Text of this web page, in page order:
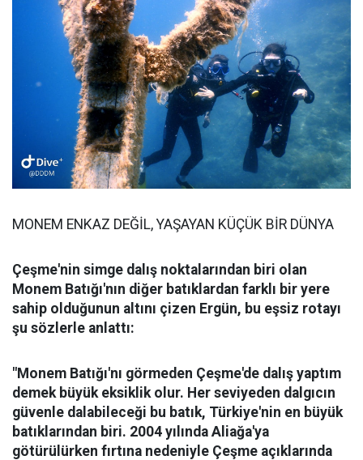
MONEM ENKAZ DEĞİL, YAŞAYAN KÜÇÜK BİR DÜNYA
Çeşme'nin simge dalış noktalarından biri olan
Monem Batığı'nın diğer batıklardan farklı bir yere
sahip olduğunun altını çizen Ergün, bu eşsiz rotayı
şu sözlerle anlattı:
"Monem Batığı'nı görmeden Çeşme'de dalış yaptım
demek büyük eksiklik olur. Her seviyeden dalgıcın
güvenle dalabileceği bu batık, Türkiye'nin en büyük
batıklarından biri. 2004 yılında Aliağa'ya
götürülürken fırtına nedeniyle Çeşme açıklarında